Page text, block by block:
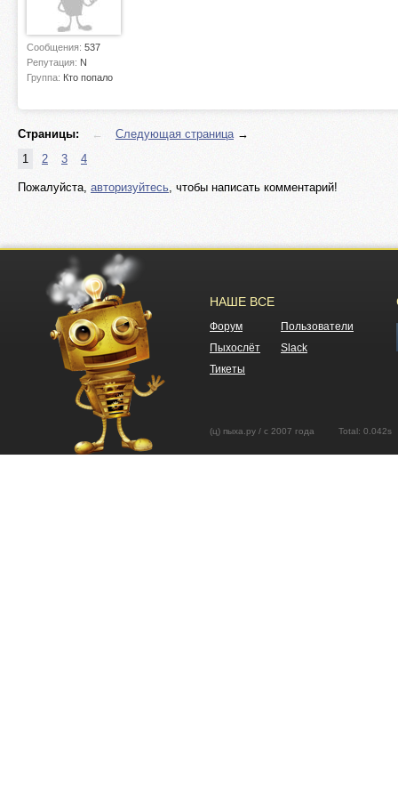
Сообщения: 537
Репутация: N
Группа: Кто попало
Страницы: ← Следующая страница→
1
2 3 4
Пожалуйста, авторизуйтесь, чтобы написать комментарий!
НАШЕ ВСЕ
Форум
Пользователи
Пыхослёт
Slack
Тикеты
(ц) пыха.ру / с 2007 года Total: